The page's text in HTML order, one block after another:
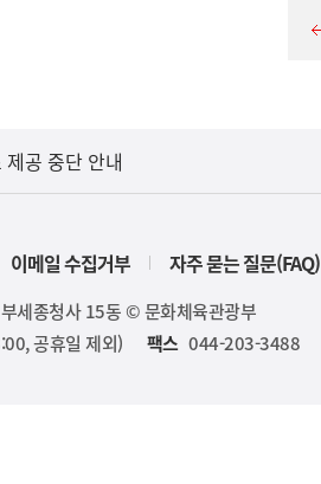
공 중단 안내
이메일 수집거부 자주 묻는 질문(FAQ)
세종청사 15동 © 문화체육관광부
공휴일 제외) 팩스 044-203-3488